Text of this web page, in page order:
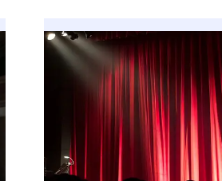
historias
nostálgicas?
«¡Casa,
llegué
a
Cariño!»